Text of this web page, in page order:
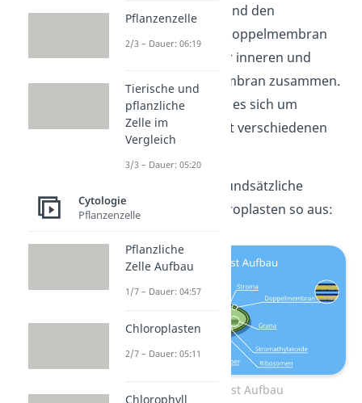
Doppelmembran und den
. Die Doppelmembran
setzt sich aus einer inneren und
einer äußeren Membran zusammen.
Bei beiden handelt es sich um
Biomembranen mit verschiedenen
Aufgaben.
Dabei sieht der grundsätzliche
Aufbau
eines Chloroplasten so aus:
Chloroplast Aufbau
Pflanzenzelle
2/3 – Dauer: 06:19
Tierische und
pflanzliche
Zelle im
Vergleich
3/3 – Dauer: 05:20
Cytologie
Pflanzenzelle
Pflanzliche
Zelle Aufbau
1/7 – Dauer: 04:57
Chloroplasten
2/7 – Dauer: 05:11
Chlorophyll